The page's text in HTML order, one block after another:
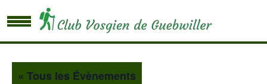
« Tous les Évènements